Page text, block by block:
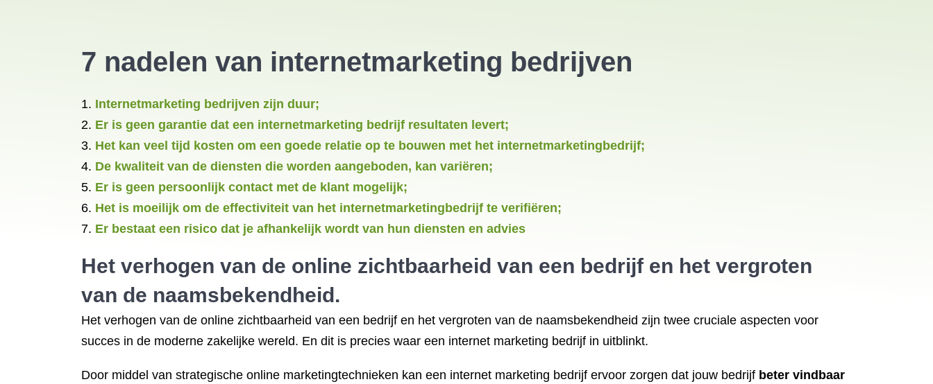
7 nadelen van internetmarketing bedrijven
Internetmarketing bedrijven zijn duur;
Er is geen garantie dat een internetmarketing bedrijf resultaten levert;
Het kan veel tijd kosten om een goede relatie op te bouwen met het internetmarketingbedrijf;
De kwaliteit van de diensten die worden aangeboden, kan variëren;
Er is geen persoonlijk contact met de klant mogelijk;
Het is moeilijk om de effectiviteit van het internetmarketingbedrijf te verifiëren;
Er bestaat een risico dat je afhankelijk wordt van hun diensten en advies
Het verhogen van de online zichtbaarheid van een bedrijf en het vergroten
van de naamsbekendheid.
Het verhogen van de online zichtbaarheid van een bedrijf en het vergroten van de naamsbekendheid zijn twee cruciale aspecten voor
succes in de moderne zakelijke wereld. En dit is precies waar een internet marketing bedrijf in uitblinkt.
Door middel van strategische online marketingtechnieken kan een internet marketing bedrijf ervoor zorgen dat jouw bedrijf beter vindbaar